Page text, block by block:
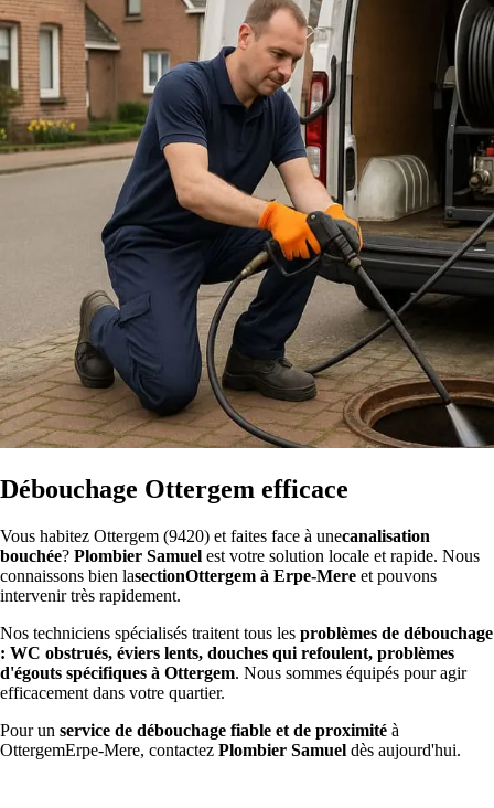
Débouchage Ottergem efficace
Vous habitez Ottergem (9420) et faites face à unecanalisation
bouchée? Plombier Samuel est votre solution locale et rapide. Nous
connaissons bien lasectionOttergem à Erpe-Mere et pouvons
intervenir très rapidement.
Nos techniciens spécialisés traitent tous les problèmes de débouchage
: WC obstrués, éviers lents, douches qui refoulent, problèmes
d'égouts spécifiques à Ottergem. Nous sommes équipés pour agir
efficacement dans votre quartier.
Pour un service de débouchage fiable et de proximité à
OttergemErpe-Mere, contactez Plombier Samuel dès aujourd'hui.